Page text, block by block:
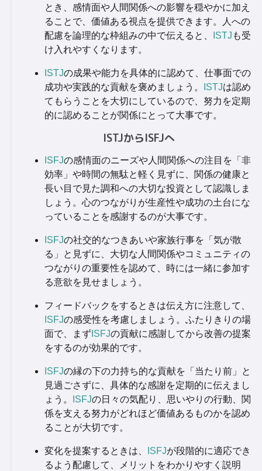
とき、感情面や人間関係への影響を穏やかに加え
ることで、価値ある視点を提供できます。人への
配慮を論理的な枠組みの中で伝えると、
ISTJ も受
け入れやすくなります。
ISTJの成果や能力を具体的に認めて、仕事面での
成功や実践的な貢献を褒めましょう。
ISTJは認め
てもらうことを大切にしているので、努力を定期
的に認めることが関係にとって大事です。
ISTJからISFJへ
ISFJの感情面のニーズや人間関係への注目を「非
効率」や時間の無駄と軽く見ずに、関係の健康と
長い目で見た調和への大切な投資として認識しま
しょう。心のつながりが生産性や成功の土台にな
っていることを感謝するのが大事です。
ISFJの社交的なつきあいや家族行事を「気が散
る」と見ずに、大切な人間関係やコミュニティの
つながりの重要性を認めて、時には一緒に参加す
る意欲を見せましょう。
フィードバックをするときは伝え方に注意して、
ISFJの感受性を考慮しましょう。ふたりきりの場
面で、まず ISFJの貢献に感謝してから改善の提案
をするのが効果的です。
ISFJの縁の下の力持ち的な貢献を「当たり前」と
見過ごさずに、具体的な感謝を定期的に伝えまし
ょう。
ISFJの日々の気配り、思いやりの行動、関
係を支える努力がどれほど価値あるものかを認め
ることが大切です。
変化を提案するときは、 ISFJが段階的に適応でき
るよう配慮して、メリットをわかりやすく説明